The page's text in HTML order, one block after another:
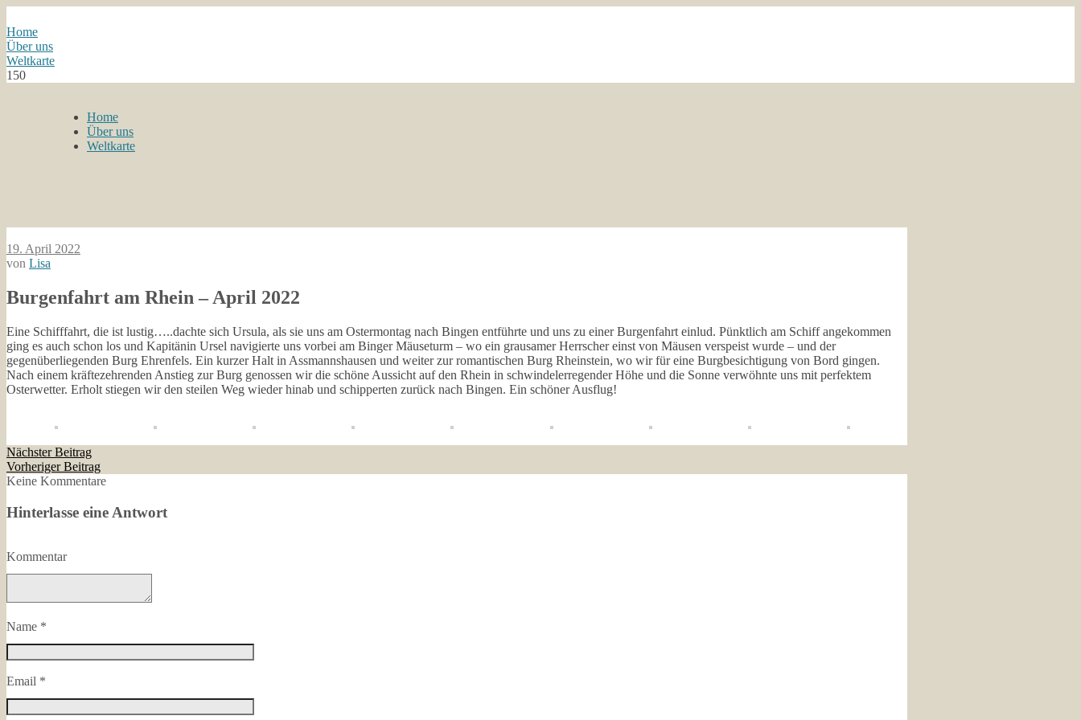
Home
Über uns
Weltkarte
150
Home
Über uns
Weltkarte
19. April 2022
von Lisa
Burgenfahrt am Rhein – April 2022
Eine Schifffahrt, die ist lustig…..dachte sich Ursula, als sie uns am Ostermontag nach Bingen entführte und uns zu einer Burgenfahrt einlud. Pünktlich am Schiff angekommen
ging es auch schon los und Kapitänin Ursel navigierte uns vorbei am Binger Mäuseturm – wo ein grausamer Herrscher einst von Mäusen verspeist wurde – und der
gegenüberliegenden Burg Ehrenfels. Ein kurzer Halt in Assmannshausen und weiter zur romantischen Burg Rheinstein, wo wir für eine Burgbesichtigung von Bord gingen.
Nach einem kräftezehrenden Anstieg zur Burg genossen wir die schöne Aussicht auf den Rhein in schwindelerregender Höhe und die Sonne verwöhnte uns mit perfektem
Osterwetter. Erholt stiegen wir den steilen Weg wieder hinab und schipperten zurück nach Bingen. Ein schöner Ausflug!
Nächster Beitrag
Vorheriger Beitrag
Keine Kommentare
Hinterlasse eine Antwort
Kommentar
Name *
Email *